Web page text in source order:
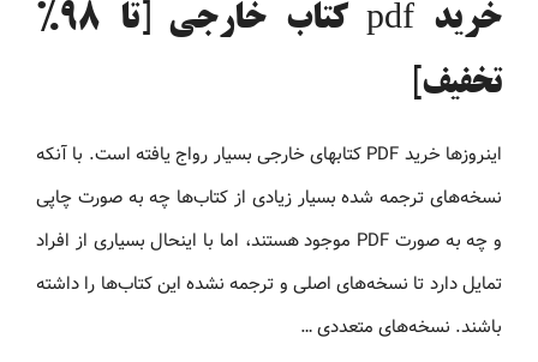
خرید pdf کتاب خارجی [تا 98%
تخفیف]
اینروزها خرید PDF کتاب‎های خارجی بسیار رواج یافته است. با آنکه
نسخه‌های ترجمه شده بسیار زیادی از کتاب‌ها چه به صورت چاپی
و چه به صورت PDF موجود هستند، اما با اینحال بسیاری از افراد
تمایل دارد تا نسخه‌های اصلی و ترجمه نشده این کتاب‌ها را داشته
باشند. نسخه‌های متعددی …